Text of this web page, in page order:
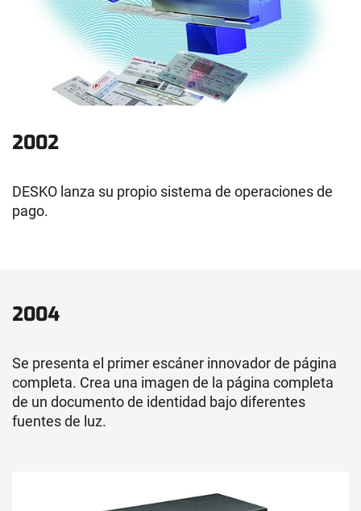
2002
DESKO lanza su propio sistema de operaciones de
pago.
2004
Se presenta el primer escáner innovador de página
completa. Crea una imagen de la página completa
de un documento de identidad bajo diferentes
fuentes de luz.